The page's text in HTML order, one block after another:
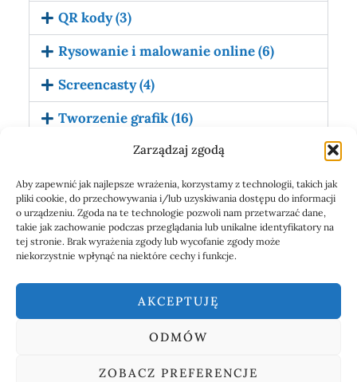
Zarządzaj zgodą
Aby zapewnić jak najlepsze wrażenia, korzystamy z technologii, takich jak
pliki cookie, do przechowywania i/lub uzyskiwania dostępu do informacji
o urządzeniu. Zgoda na te technologie pozwoli nam przetwarzać dane,
takie jak zachowanie podczas przeglądania lub unikalne identyfikatory na
tej stronie. Brak wyrażenia zgody lub wycofanie zgody może
niekorzystnie wpłynąć na niektóre cechy i funkcje.
AKCEPTUJĘ
ODMÓW
ZOBACZ PREFERENCJE
QR kody (3)
Rysowanie i malowanie online (6)
Screencasty (4)
Tworzenie grafik (16)
Udostępnianie zasobów (5)
Wirtualne interaktywne klasy (5)
Zbieranie, organizowanie
i udostępnianie informacji (11)
Copyright © 2026 Uczę medialnie | Wszelkie prawa zastrzeżone |